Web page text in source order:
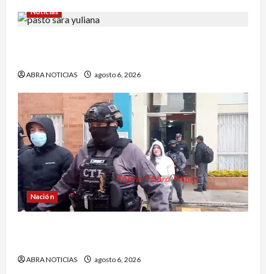
Noticias
ABRA NOTICIAS agosto 6, 2026
Nación
ABRA NOTICIAS agosto 6, 2026